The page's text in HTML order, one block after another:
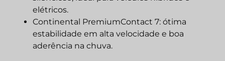
elétricos.
Continental PremiumContact 7: ótima
estabilidade em alta velocidade e boa
aderência na chuva.